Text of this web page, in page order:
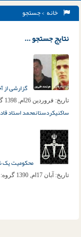
خانه > جستجو
نتایج جستجو ...
گزارشی از
تاریخ: فروردین 26ام, 1398
ساکنیکردستانمحمد استاد
محکومیت یک
تاریخ: آبان 17ام, 1390 گروه: